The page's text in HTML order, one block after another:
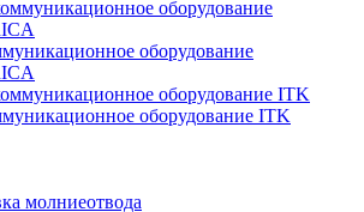
оборудование
оборудование ITK